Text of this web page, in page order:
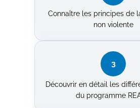
Connaître les principes de
non violente
3
Découvrir en détail les
du programme